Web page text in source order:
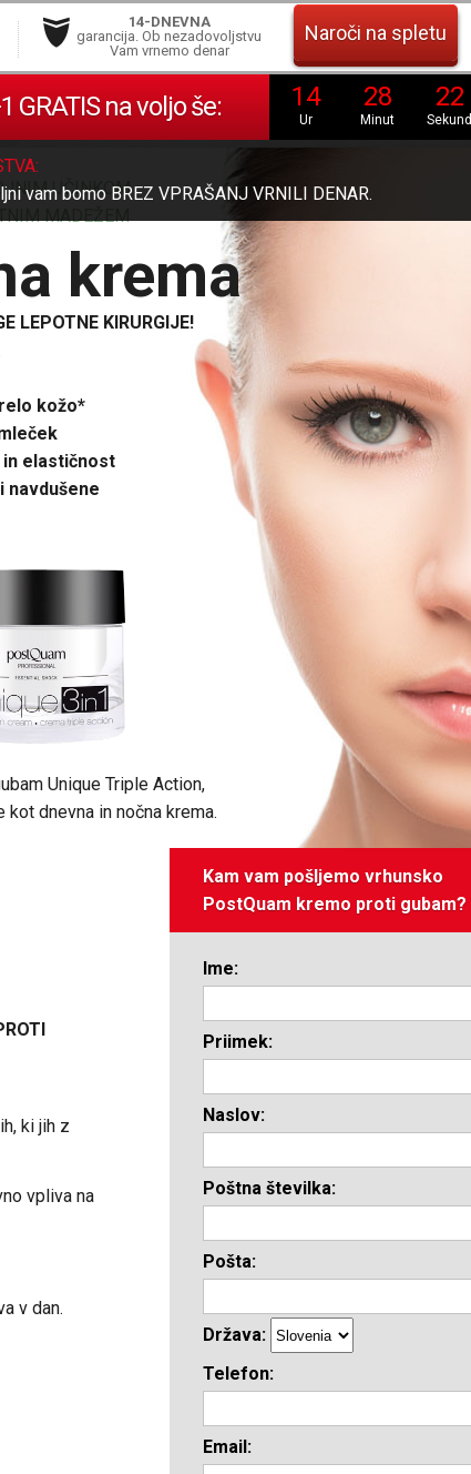
14-DNEVNA
garancija. Ob nezadovoljstvu
Vam vrnemo denar
Naroči na spletu
14
Ur
28
Minut
21
Sekund
GRATIS na voljo še:
vam bomo BREZ VPRAŠANJ VRNILI DENAR.
UČINKOM
MADEŽEM
krema
LEPOTNE KIRURGIJE!
kožo*
elastičnost
navdušene
Unique Triple Action,
dnevna in nočna krema.
Kam vam pošljemo vrhunsko
PostQuam kremo proti gubam?
Ime:
Priimek:
Naslov:
Poštna številka:
Pošta:
Država:
Telefon:
Email:
ki jih z
vpliva na
v dan.